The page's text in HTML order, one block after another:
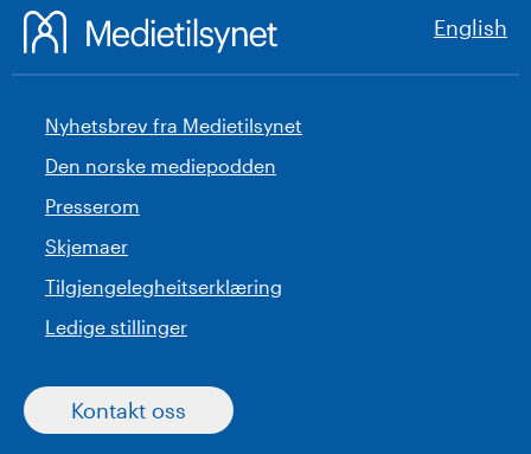
English
Nyhetsbrev fra Medietilsynet
Den norske mediepodden
Presserom
Skjemaer
Tilgjengelegheitserklæring
Ledige stillinger
Kontakt oss